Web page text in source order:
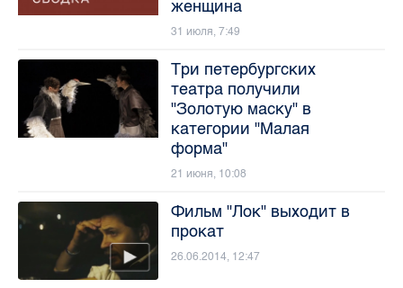
женщина
31 июля, 7:49
Три петербургских
театра получили
"Золотую маску" в
категории "Малая
форма"
21 июня, 10:08
Фильм "Лок" выходит в
прокат
26.06.2014, 12:47